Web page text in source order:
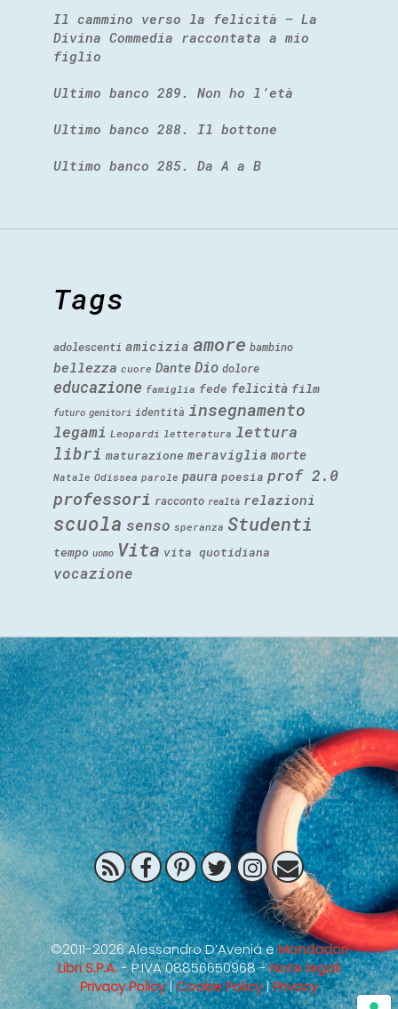
Il cammino verso la felicità – La
Divina Commedia raccontata a mio
figlio
Ultimo banco 289. Non ho l’età
Ultimo banco 288. Il bottone
Ultimo banco 285. Da A a B
Tags
adolescenti amicizia amore bambino
bellezza cuore Dante Dio dolore
educazione famiglia fede felicità film
futuro genitori identità insegnamento
legami Leopardi letteratura lettura
libri maturazione meraviglia morte
Natale Odissea parole paura poesia prof 2.0
professori racconto realtà relazioni
scuola senso speranza Studenti
tempo uomo Vita vita quotidiana
vocazione
©2011-2026 Alessandro D’Avenia eMondadori
Libri S.P.A.- P.IVA 08856650968 -Note legali
Privacy Policy|Cookie Policy|Privacy